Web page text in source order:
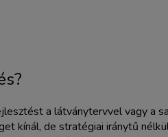
a látványtervvel vagy a
kínál, de stratégiai iránytű